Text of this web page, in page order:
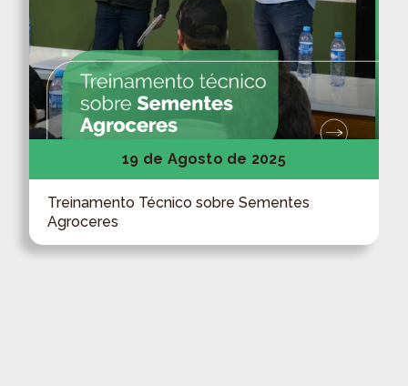
19 de Agosto de 2025
Treinamento Técnico sobre Sementes
Agroceres